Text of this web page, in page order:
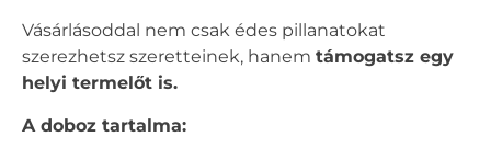
Vásárlásoddal nem csak édes pillanatokat
szerezhetsz szeretteinek, hanem támogatsz egy
helyi termelőt is.
A doboz tartalma: